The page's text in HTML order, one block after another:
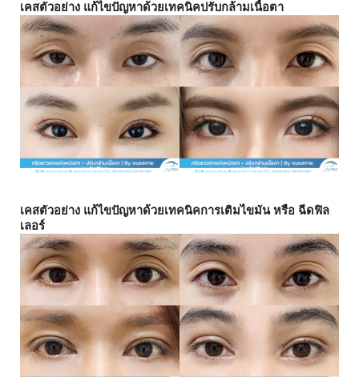
เคสตัวอย่าง แก้ไขปัญหาด้วยเทคนิคปรับกล้ามเนื้อตา
เคสตัวอย่าง แก้ไขปัญหาด้วยเทคนิคการเติมไขมัน หรือ ฉีดฟิล
เลอร์